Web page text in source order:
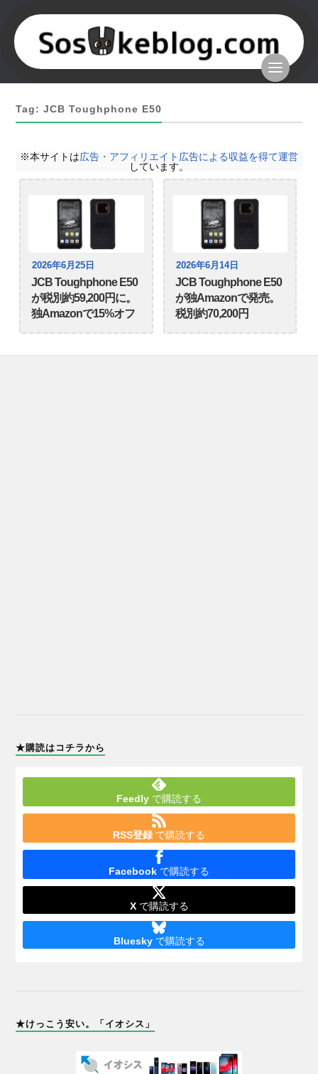
Tag: JCB Toughphone E50
※本サイトは広告・アフィリエイト広告による収益を得て運営
しています。
2026年6月25日
JCB Toughphone E50
が税別約59,200円に。
独Amazonで15%オフ
2026年6月14日
JCB Toughphone E50
が独Amazonで発売。
税別約70,200円
★購読はコチラから
Feedly で購読する
RSS登録 で購読する
Facebook で購読する
Xで購読する
Blueskyで購読する
★けっこう安い。「イオシス」